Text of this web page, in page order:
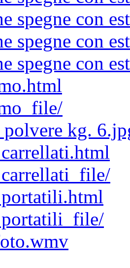
spegne con
spegne con
spegne con
polvere kg.